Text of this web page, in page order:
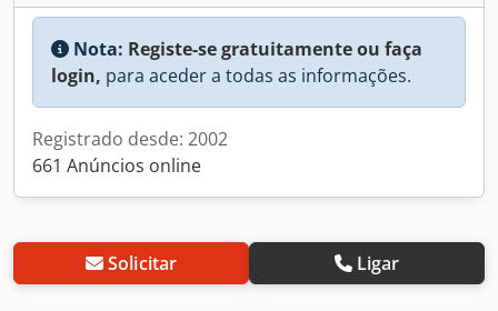
Nota: Registe-se gratuitamente ou faça
login, para aceder a todas as informações.
Registrado desde: 2002
661 Anúncios online
Solicitar Ligar